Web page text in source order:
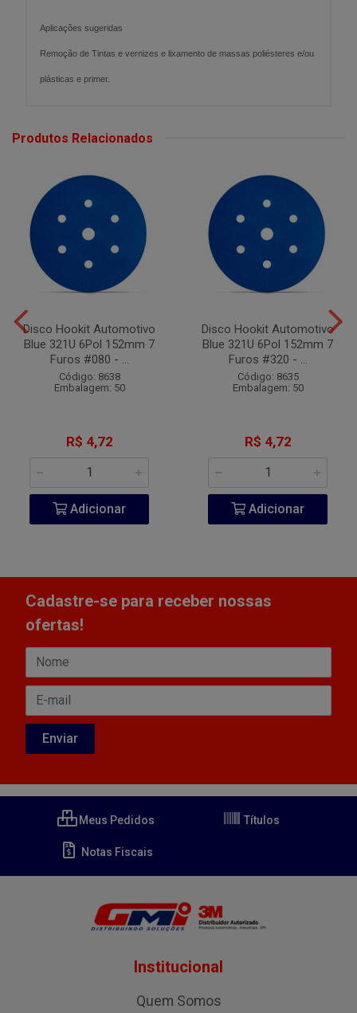
Aplicações sugeridas
Remoção de Tintas e vernizes e lixamento de massas poliésteres e/ou
plásticas e primer.
Produtos Relacionados
Disco Hookit Automotivo
Blue 321U 6Pol 152mm 7
Furos #080 - ...
Código: 8638
Embalagem: 50
R$ 4,72
Adicionar
Disco Hookit Automotivo
Blue 321U 6Pol 152mm 7
Furos #320 - ...
Código: 8635
Embalagem: 50
R$ 4,72
Adicionar
Cadastre-se para receber nossas
ofertas!
Meus Pedidos Títulos
Notas Fiscais
Institucional
Quem Somos